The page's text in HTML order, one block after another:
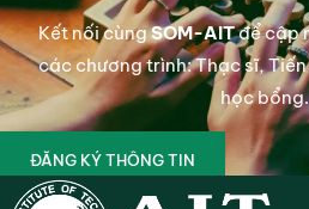
Kết nối cùngSOM-AITđể cập
các chương trình: Thạc sĩ,
học
ĐĂNG KÝ THÔNG TIN